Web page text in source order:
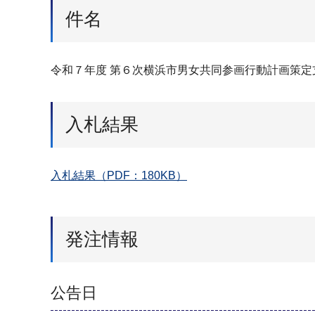
件名
令和７年度 第６次横浜市男女共同参画行動計画策
入札結果
入札結果（PDF：180KB）
発注情報
公告日